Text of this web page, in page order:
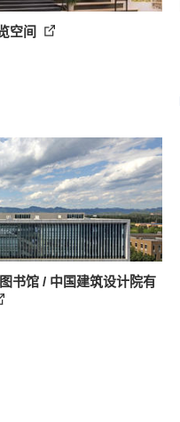
空间
书馆 / 中国建筑设计院有